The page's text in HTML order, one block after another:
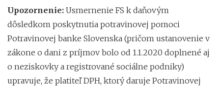
Upozornenie: Usmernenie FS k daňovým
dôsledkom poskytnutia potravinovej pomoci
Potravinovej banke Slovenska (pričom ustanovenie v
zákone o dani z príjmov bolo od 1.1.2020 doplnené aj
o neziskovky a registrované sociálne podniky)
upravuje, že platiteľ DPH, ktorý daruje Potravinovej